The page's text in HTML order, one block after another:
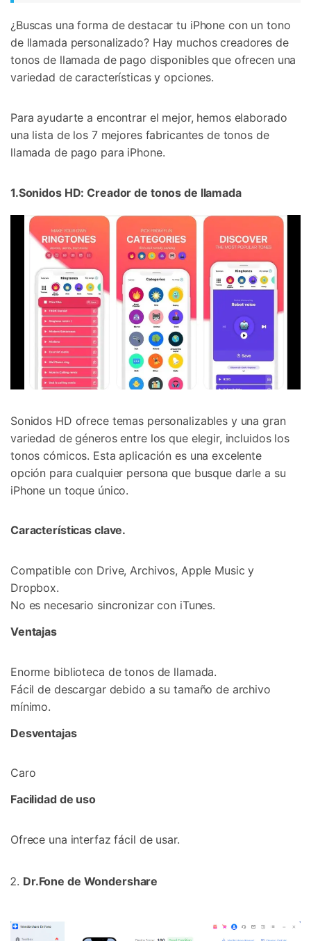
¿Buscas una forma de destacar tu iPhone con un tono
de llamada personalizado? Hay muchos creadores de
tonos de llamada de pago disponibles que ofrecen una
variedad de características y opciones.
Para ayudarte a encontrar el mejor, hemos elaborado
una lista de los 7 mejores fabricantes de tonos de
llamada de pago para iPhone.
1.Sonidos HD: Creador de tonos de llamada
Sonidos HD ofrece temas personalizables y una gran
variedad de géneros entre los que elegir, incluidos los
tonos cómicos. Esta aplicación es una excelente
opción para cualquier persona que busque darle a su
iPhone un toque único.
Características clave.
Compatible con Drive, Archivos, Apple Music y
Dropbox.
No es necesario sincronizar con iTunes.
Ventajas
Enorme biblioteca de tonos de llamada.
Fácil de descargar debido a su tamaño de archivo
mínimo.
Desventajas
Caro
Facilidad de uso
Ofrece una interfaz fácil de usar.
Dr.Fone de Wondershare